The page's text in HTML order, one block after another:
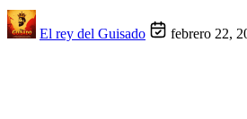
El rey del Guisado febrero 22,